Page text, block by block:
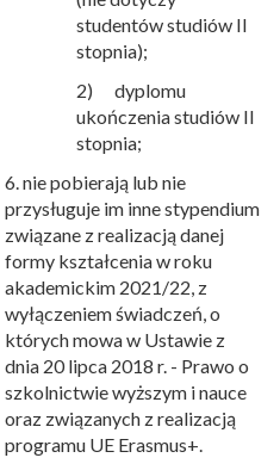
studentów studiów II
stopnia);
2) dyplomu
ukończenia studiów II
stopnia;
6. nie pobierają lub nie
przysługuje im inne stypendium
związane z realizacją danej
formy kształcenia w roku
akademickim 2021/22, z
wyłączeniem świadczeń, o
których mowa w Ustawie z
dnia 20 lipca 2018 r. - Prawo o
szkolnictwie wyższym i nauce
oraz związanych z realizacją
programu UE Erasmus+.